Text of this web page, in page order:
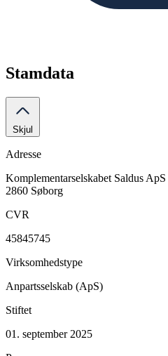
Stamdata
Skjul
Adresse
Komplementarselskabet Saldus ApS
2860 Søborg
CVR
45845745
Virksomhedstype
Anpartsselskab (ApS)
Stiftet
01. september 2025